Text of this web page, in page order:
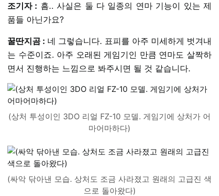
조기자 : 흠.. 사실은 둘 다 일종의 연마 기능이 있는 제
품들 아닌가요?
꿀딴지곰 : 네 그렇습니다. 표피를 아주 미세하게 벗겨내
는 수준이죠. 아주 오래된 게임기인 만큼 연마도 살짝하
면서 진행하는 느낌으로 봐주시면 될 것 같습니다.
(상처 투성이인 3DO 리얼 FZ-10 모델. 게임기에 상처가 어
마어마하다)
(싸악 닦아낸 모습. 상처도 조금 사라졌고 원래의 고급진 색
으로 돌아왔다)